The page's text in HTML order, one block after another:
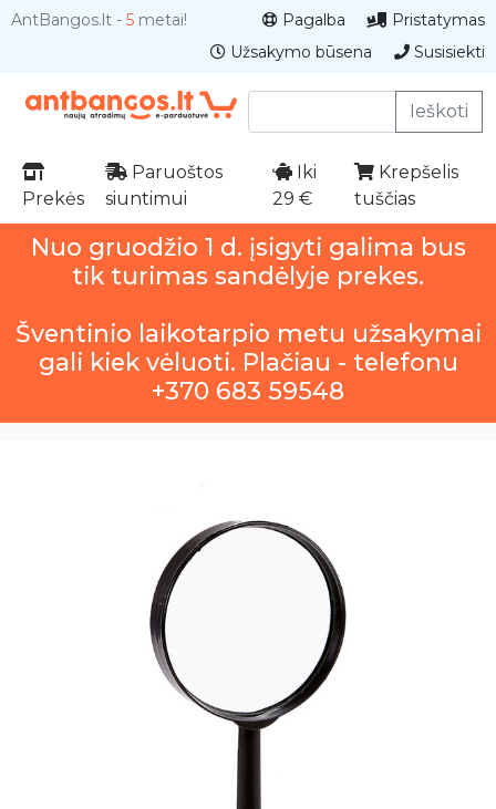
AntBangos.lt - 5 metai! Pagalba
Pristatymas
Užsakymo būsena
Susisiekti
Ieškoti
Prekės
Paruoštos
siuntimui
Iki
29 €
Krepšelis
tuščias
Nuo gruodžio 1 d. įsigyti galima bus
tik turimas sandėlyje prekes.
Šventinio laikotarpio metu užsakymai
gali kiek vėluoti. Plačiau - telefonu
+370 683 59548